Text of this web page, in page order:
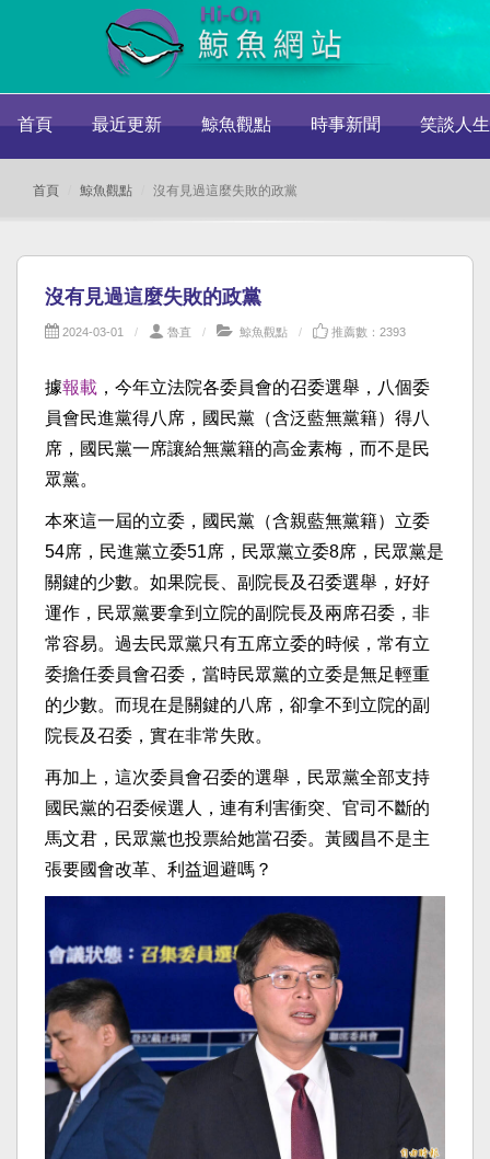
首頁 最近更新 鯨魚觀點 時事新聞 笑談人生
首頁 鯨魚觀點 沒有見過這麼失敗的政黨
沒有見過這麼失敗的政黨
2024-03-01 魯直 鯨魚觀點 推薦數：2393
據報載 ，今年立法院各委員會的召委選舉，八個委
員會民進黨得八席，國民黨（含泛藍無黨籍）得八
席，國民黨一席讓給無黨籍的高金素梅，而不是民
眾黨。
本來這一屆的立委，國民黨（含親藍無黨籍）立委
54席，民進黨立委51席，民眾黨立委8席，民眾黨是
關鍵的少數。如果院長、副院長及召委選舉，好好
運作，民眾黨要拿到立院的副院長及兩席召委，非
常容易。過去民眾黨只有五席立委的時候，常有立
委擔任委員會召委，當時民眾黨的立委是無足輕重
的少數。而現在是關鍵的八席，卻拿不到立院的副
院長及召委，實在非常失敗。
再加上，這次委員會召委的選舉，民眾黨全部支持
國民黨的召委候選人，連有利害衝突、官司不斷的
馬文君，民眾黨也投票給她當召委。黃國昌不是主
張要國會改革、利益迴避嗎？